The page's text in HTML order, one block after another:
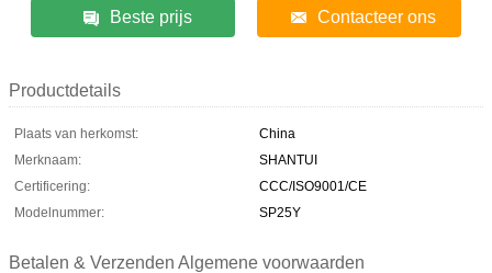
Beste prijs Contacteer ons
Productdetails
Plaats van herkomst:
China
Merknaam:
SHANTUI
Certificering:
CCC/ISO9001/CE
Modelnummer:
SP25Y
Betalen & Verzenden Algemene voorwaarden